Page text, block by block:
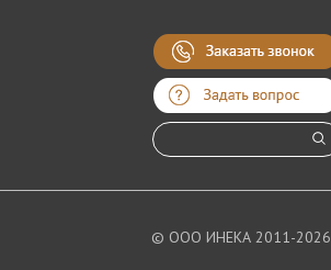
© ООО ИНЕКА 2011-2026